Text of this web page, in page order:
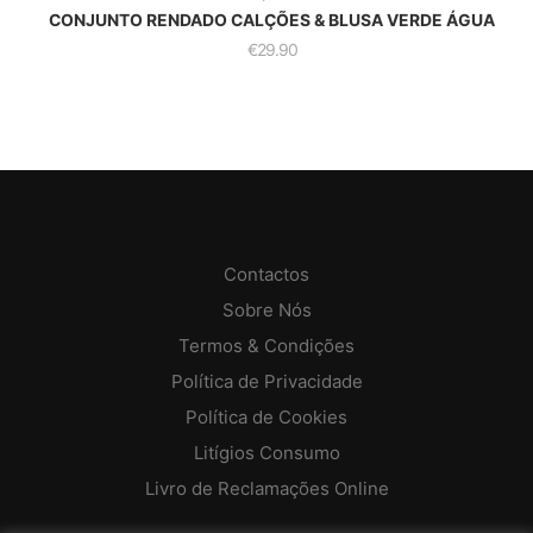
CONJUNTO RENDADO CALÇÕES & BLUSA VERDE ÁGUA
€29.90
Contactos
Sobre Nós
Termos & Condições
Política de Privacidade
Política de Cookies
Litígios Consumo
Livro de Reclamações Online